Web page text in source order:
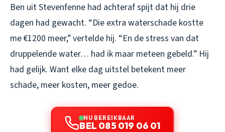
Ben uit Stevenfenne had achteraf spijt dat hij drie
dagen had gewacht. “Die extra waterschade kostte
me €1200 meer,” vertelde hij. “En de stress van dat
druppelende water… had ik maar meteen gebeld.” Hij
had gelijk. Want elke dag uitstel betekent meer
schade, meer kosten, meer gedoe.
NU BEREIKBAAR
BEL 085 019 06 01